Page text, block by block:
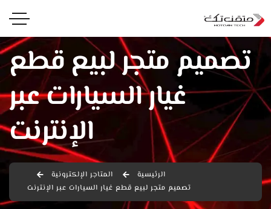
تصميم متجر لبيع قطع
غيار السيارات عبر
الإنترنت
الرئيسية
المتاجر الإلكترونية
تصميم متجر لبيع قطع غيار السيارات عبر الإنترنت